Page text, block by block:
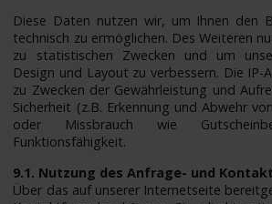
Diese Daten nutzen wir, um Ihnen den
technisch zu ermöglichen. Des Weiteren
zu statistischen Zwecken und um
Design und Layout zu verbessern. Die IP-
zu Zwecken der Gewährleistung und
Sicherheit (z.B. Erkennung und Abwehr
oder Missbrauch wie
Funktionsfähigkeit.
9.1. Nutzung des Anfrage- und
Über das auf unserer Internetseite